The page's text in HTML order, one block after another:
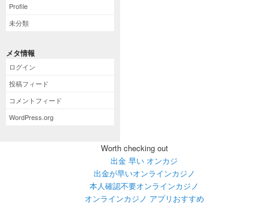
Profile
未分類
メタ情報
ログイン
投稿フィード
コメントフィード
WordPress.org
Worth checking out
出金 早い オンカジ
出金が早いオンラインカジノ
本人確認不要オンラインカジノ
オンラインカジノ アプリおすすめ